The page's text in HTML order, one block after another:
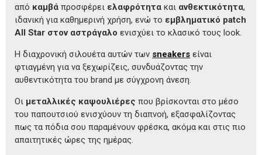
από καμβά προσφέρει ελαφρότητα και ανθεκτικότητα,
ιδανική για καθημερινή χρήση, ενώ το εμβληματικό patch
All Star στον αστράγαλο ενισχύει το κλασικό τους look.
Η διαχρονική σιλουέτα αυτών των sneakers είναι
φτιαγμένη για να ξεχωρίζεις, συνδυάζοντας την
αυθεντικότητα του brand με σύγχρονη άνεση.
Οι μεταλλικές καψουλιέρες που βρίσκονται στο μέσο
του παπουτσιού ενισχύουν τη διαπνοή, εξασφαλίζοντας
πως τα πόδια σου παραμένουν φρέσκα, ακόμα και στις πιο
απαιτητικές ώρες της ημέρας.